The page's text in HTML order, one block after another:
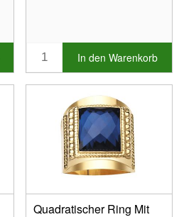
In den Warenkorb
Quadratischer Ring Mit